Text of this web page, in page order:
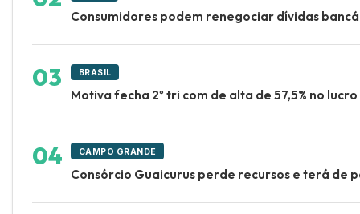
Consumidores podem renegociar dívidas
BRASIL
Motiva fecha 2º tri com de alta de 57,5% no
CAMPO GRANDE
Consórcio Guaicurus perde recursos e terá de